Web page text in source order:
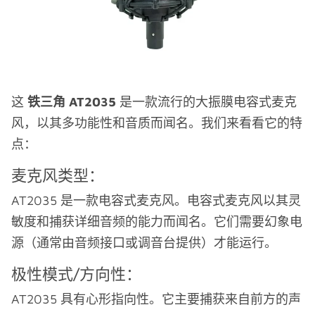
这 铁三角 AT2035 是一款流行的大振膜电容式麦克
风，以其多功能性和音质而闻名。我们来看看它的特
点：
麦克风类型：
AT2035 是一款电容式麦克风。电容式麦克风以其灵
敏度和捕获详细音频的能力而闻名。它们需要幻象电
源（通常由音频接口或调音台提供）才能运行。
极性模式/方向性：
AT2035 具有心形指向性。它主要捕获来自前方的声